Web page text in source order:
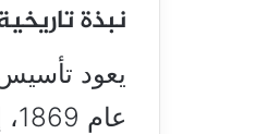
نبذة
يعود